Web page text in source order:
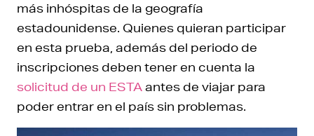
más inhóspitas de la geografía
estadounidense. Quienes quieran participar
en esta prueba, además del periodo de
inscripciones deben tener en cuenta la
solicitud de un ESTAantes de viajar para
poder entrar en el país sin problemas.